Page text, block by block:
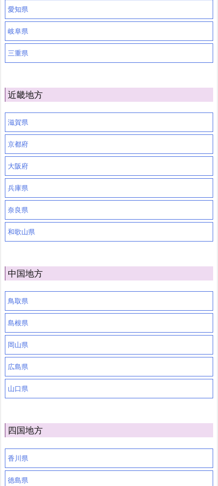
愛知県
岐阜県
三重県
近畿地方
滋賀県
京都府
大阪府
兵庫県
奈良県
和歌山県
中国地方
鳥取県
島根県
岡山県
広島県
山口県
四国地方
香川県
徳島県